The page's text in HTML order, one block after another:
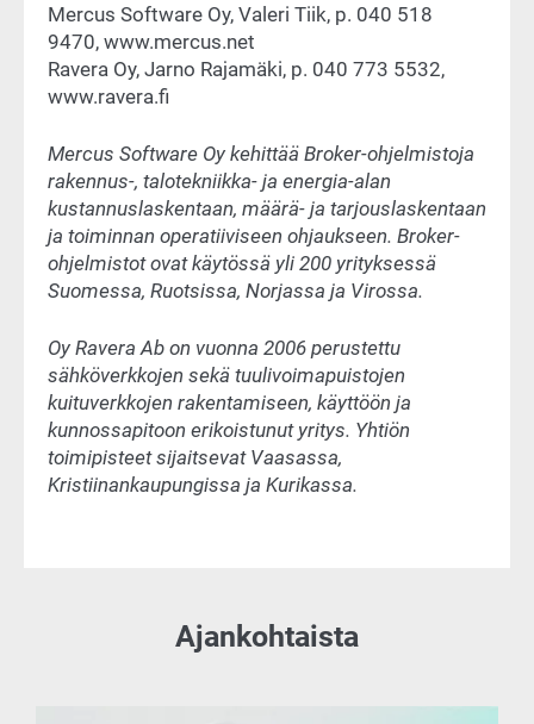
Mercus Software Oy, Valeri Tiik, p. 040 518
9470, www.mercus.net
Ravera Oy, Jarno Rajamäki, p. 040 773 5532,
www.ravera.fi
Mercus Software Oy kehittää Broker-ohjelmistoja
rakennus-, talotekniikka- ja energia-alan
kustannuslaskentaan, määrä- ja tarjouslaskentaan
ja toiminnan operatiiviseen ohjaukseen. Broker-
ohjelmistot ovat käytössä yli 200 yrityksessä
Suomessa, Ruotsissa, Norjassa ja Virossa.
Oy Ravera Ab on vuonna 2006 perustettu
sähköverkkojen sekä tuulivoimapuistojen
kuituverkkojen rakentamiseen, käyttöön ja
kunnossapitoon erikoistunut yritys. Yhtiön
toimipisteet sijaitsevat Vaasassa,
Kristiinankaupungissa ja Kurikassa.
Ajankohtaista